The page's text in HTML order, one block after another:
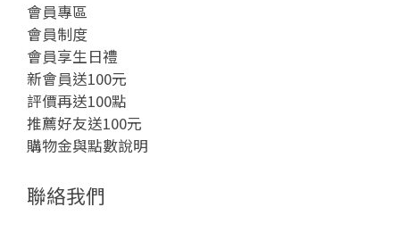
會員專區
會員制度
會員享生日禮
新會員送100元
評價再送100點
推薦好友送100元
購物金與點數說明
聯絡我們